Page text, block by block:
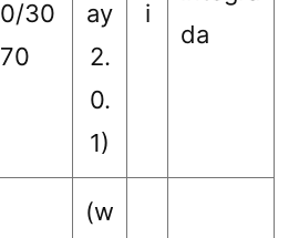
0/30
70
ay
2.
0.
1)
i
da
(w